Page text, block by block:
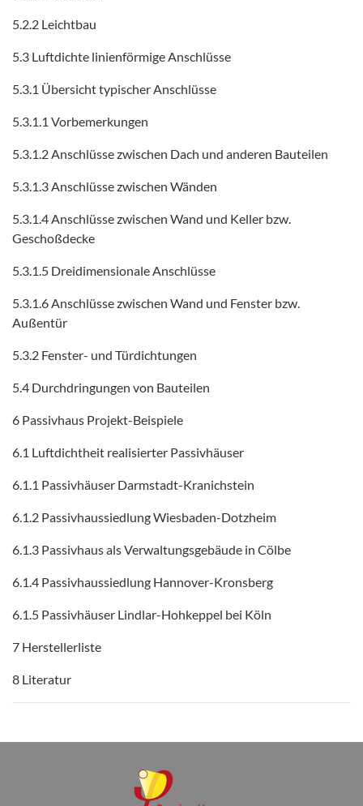
5.2.2 Leichtbau
5.3 Luftdichte linienförmige Anschlüsse
5.3.1 Übersicht typischer Anschlüsse
5.3.1.1 Vorbemerkungen
5.3.1.2 Anschlüsse zwischen Dach und anderen Bauteilen
5.3.1.3 Anschlüsse zwischen Wänden
5.3.1.4 Anschlüsse zwischen Wand und Keller bzw.
Geschoßdecke
5.3.1.5 Dreidimensionale Anschlüsse
5.3.1.6 Anschlüsse zwischen Wand und Fenster bzw.
Außentür
5.3.2 Fenster- und Türdichtungen
5.4 Durchdringungen von Bauteilen
6 Passivhaus Projekt-Beispiele
6.1 Luftdichtheit realisierter Passivhäuser
6.1.1 Passivhäuser Darmstadt-Kranichstein
6.1.2 Passivhaussiedlung Wiesbaden-Dotzheim
6.1.3 Passivhaus als Verwaltungsgebäude in Cölbe
6.1.4 Passivhaussiedlung Hannover-Kronsberg
6.1.5 Passivhäuser Lindlar-Hohkeppel bei Köln
7 Herstellerliste
8 Literatur